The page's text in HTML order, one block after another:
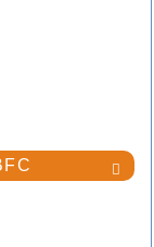
